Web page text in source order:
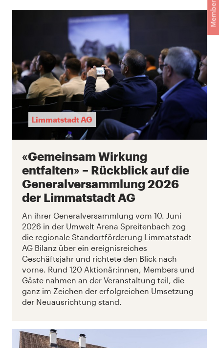
Limmatstadt AG
«Gemeinsam Wirkung
entfalten» – Rückblick auf die
Generalversammlung 2026
der Limmatstadt AG
An ihrer Generalversammlung vom 10. Juni
2026 in der Umwelt Arena Spreitenbach zog
die regionale Standortförderung Limmatstadt
AG Bilanz über ein ereignisreiches
Geschäftsjahr und richtete den Blick nach
vorne. Rund 120 Aktionär:innen, Members und
Gäste nahmen an der Veranstaltung teil, die
ganz im Zeichen der erfolgreichen Umsetzung
der Neuausrichtung stand.